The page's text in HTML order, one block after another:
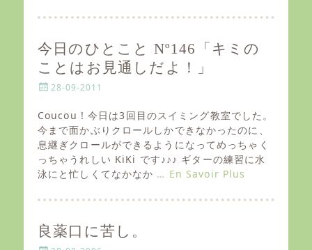
今日のひとこと Nº146「キミの
ことはお見通しだよ！」
P
s
e
d
o
n
28-09-2011
Coucou ! 今日は3回目のスイミング教室でした。
今まで面かぶりクロールしかできなかったのに、
息継ぎクロールができるようになってめっちゃく
っちゃうれしい KiKi です♪♪♪ ギターの練習に水
泳にと忙しくてなかなか … En Savoir Plus
良薬口に苦し。